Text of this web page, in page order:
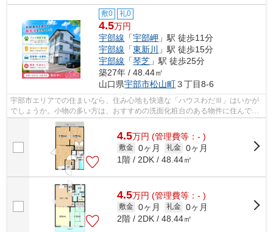
敷0 礼0
4.5万円
宇部線 「宇部岬 」駅 徒歩11分
宇部線 「東新川
」駅 徒歩15分
宇部線 「琴芝 」駅 徒歩25分
築27年 / 48.44㎡
山口県宇部市松山町３丁目8-6
宇部市エリアでの住まいなら、住み心地も快適な「ハウスわだⅢ」はいかが
でしょうか。小物の多い方は、おすすめの洗面化粧台のある物件に住んで快
適に朝の身支度をしましょう。最寄りの...
4.5万円 (管理費等：- )
敷金 0ヶ月 礼金 0ヶ月
1階 / 2DK / 48.44㎡
4.5万円 (管理費等：- )
敷金 0ヶ月 礼金 0ヶ月
2階 / 2DK / 48.44㎡